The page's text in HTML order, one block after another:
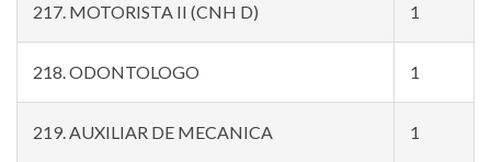
217. MOTORISTA II (CNH D) 1
218. ODONTOLOGO 1
219. AUXILIAR DE MECANICA 1